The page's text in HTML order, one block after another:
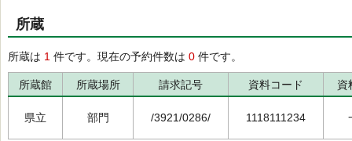
所蔵
所蔵は 1 件です。現在の予約件数は 0 件です。
所蔵館 所蔵場所 請求記号 資料コード 資
県立 部門 /3921/0286/ 1118111234